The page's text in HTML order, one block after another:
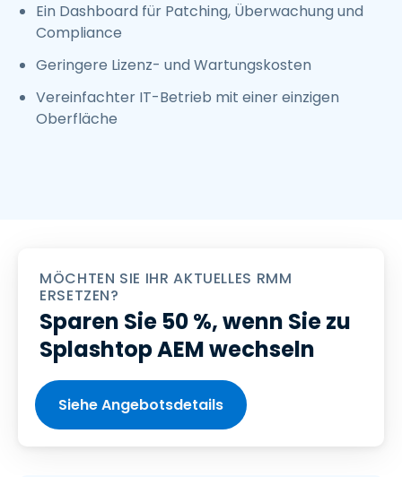
Ein Dashboard für Patching, Überwachung und
Compliance
Geringere Lizenz- und Wartungskosten
Vereinfachter IT-Betrieb mit einer einzigen
Oberfläche
MÖCHTEN SIE IHR AKTUELLES RMM
ERSETZEN?
Sparen Sie 50 %, wenn Sie zu
Splashtop AEM wechseln
Siehe Angebotsdetails